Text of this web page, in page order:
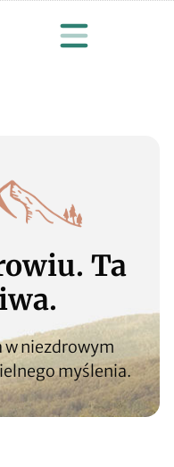
Ta
w niezdrowym
myślenia.